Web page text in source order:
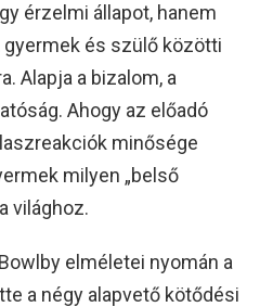
érzelmi állapot, hanem
és szülő közötti
Alapja a bizalom, a
Ahogy az előadó
minősége
milyen „belső
világhoz.
elméletei nyomán a
a négy alapvető kötődési